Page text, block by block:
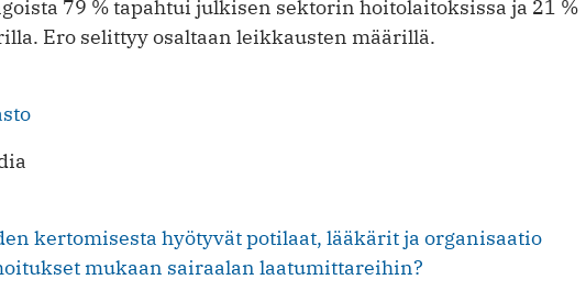
79 % tapahtui julkisen sektorin hoitolaitoksissa ja 21 %
Ero selittyy osaltaan leikkausten määrillä.
kertomisesta hyötyvät potilaat, lääkärit ja organisaatio
mukaan sairaalan laatumittareihin?